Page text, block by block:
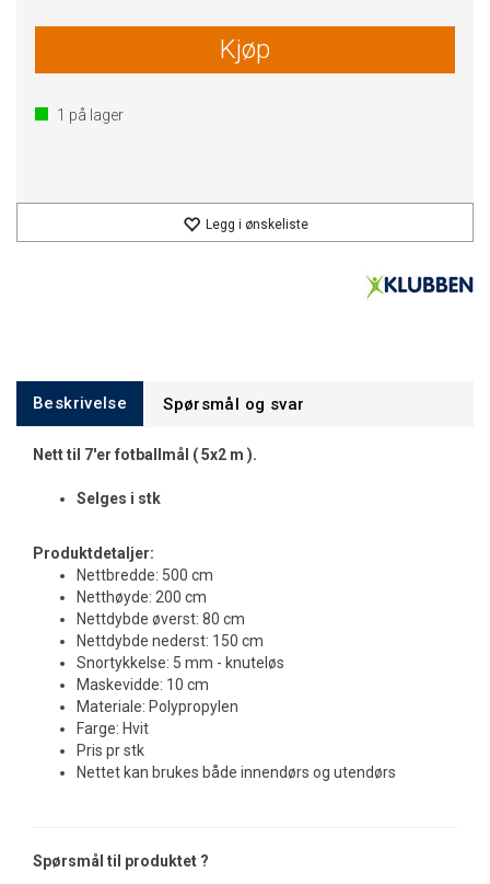
Kjøp
1 på lager
Legg i ønskeliste
Beskrivelse Spørsmål og svar
Nett til 7'er fotballmål ( 5x2 m ).
Selges i stk
Produktdetaljer:
Nettbredde: 500 cm
Netthøyde: 200 cm
Nettdybde øverst: 80 cm
Nettdybde nederst: 150 cm
Snortykkelse: 5 mm - knuteløs
Maskevidde: 10 cm
Materiale: Polypropylen
Farge: Hvit
Pris pr stk
Nettet kan brukes både innendørs og utendørs
Spørsmål til produktet ?